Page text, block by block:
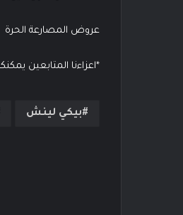
عروض المصارعة الحرة
*اعزاءنا المتابعين
بيكي لينش